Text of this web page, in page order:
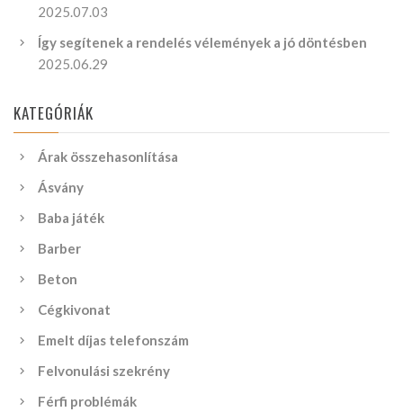
2025.07.03
Így segítenek a rendelés vélemények a jó döntésben
2025.06.29
KATEGÓRIÁK
Árak összehasonlítása
Ásvány
Baba játék
Barber
Beton
Cégkivonat
Emelt díjas telefonszám
Felvonulási szekrény
Férfi problémák